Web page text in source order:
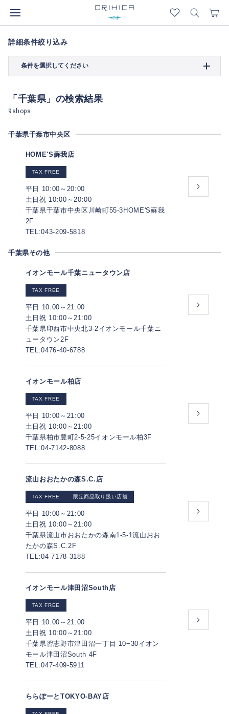
詳細条件絞り込み
条件を選択してください
「千葉県」の検索結果
9shops
千葉県千葉市中央区
HOME'S蘇我店
TAX FREE
平日 10:00～20:00
土日祝 10:00～20:00
千葉県千葉市中央区川崎町55-3HOME'S蘇我
2F
TEL:043-209-5818
千葉県その他
イオンモール千葉ニュータウン店
TAX FREE
平日 10:00～21:00
土日祝 10:00～21:00
千葉県印西市中央北3-2イオンモール千葉ニ
ュータウン2F
TEL:0476-40-6788
イオンモール柏店
TAX FREE
平日 10:00～21:00
土日祝 10:00～21:00
千葉県柏市豊町2-5-25イオンモール柏3F
TEL:04-7142-8088
流山おおたかの森S.C.店
TAX FREE 限定商品取り扱い店舗
平日 10:00～21:00
土日祝 10:00～21:00
千葉県流山市おおたかの森南1-5-1流山おお
たかの森S.C.2F
TEL:04-7178-3188
イオンモール津⽥沼South店
TAX FREE
平日 10:00～21:00
土日祝 10:00～21:00
千葉県習志野市津田沼⼀丁⽬ 10−30イオン
モール津⽥沼South 4F
TEL:047-409-5911
ららぽーとTOKYO-BAY店